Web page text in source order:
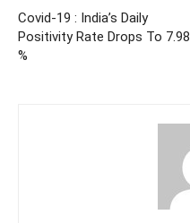
Covid-19 : India’s Daily
Positivity Rate Drops To 7.98
%